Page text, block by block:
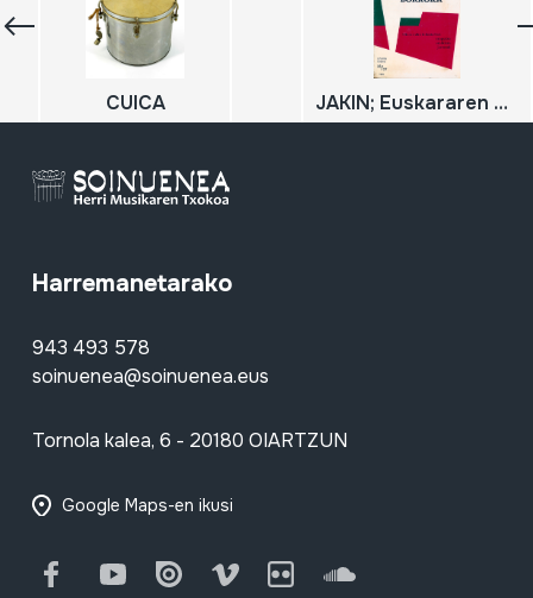
CUICA JAKIN; Euskararen borroka;
Harremanetarako
943 493 578
soinuenea@soinuenea.eus
Tornola kalea, 6 - 20180 OIARTZUN
Google Maps-en ikusi
FacebookYoutube Issuu Vimeo Flickr SoundCloud